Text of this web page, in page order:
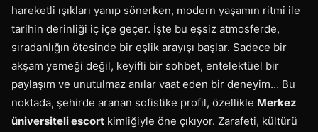
hareketli ışıkları yanıp sönerken, modern yaşamın ritmi ile
tarihin derinliği iç içe geçer. İşte bu eşsiz atmosferde,
sıradanlığın ötesinde bir eşlik arayışı başlar. Sadece bir
akşam yemeği değil, keyifli bir sohbet, entelektüel bir
paylaşım ve unutulmaz anılar vaat eden bir deneyim… Bu
noktada, şehirde aranan sofistike profil, özellikle Merkez
üniversiteli escort kimliğiyle öne çıkıyor. Zarafeti, kültürü